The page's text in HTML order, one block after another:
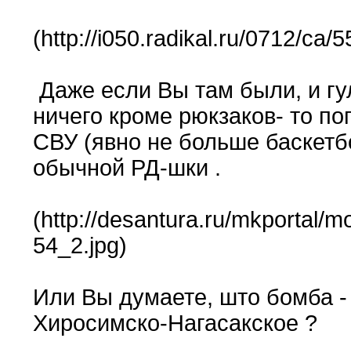
(http://i050.radikal.ru/0712/ca/
Даже если Вы там были, и
ничего кроме рюкзаков- то
СВУ (явно не больше
обычной РД-шки .
(http://desantura.ru/mkportal/
54_2.jpg)
Или Вы думаете, што бомба -
Хиросимско-Нагасакское ?